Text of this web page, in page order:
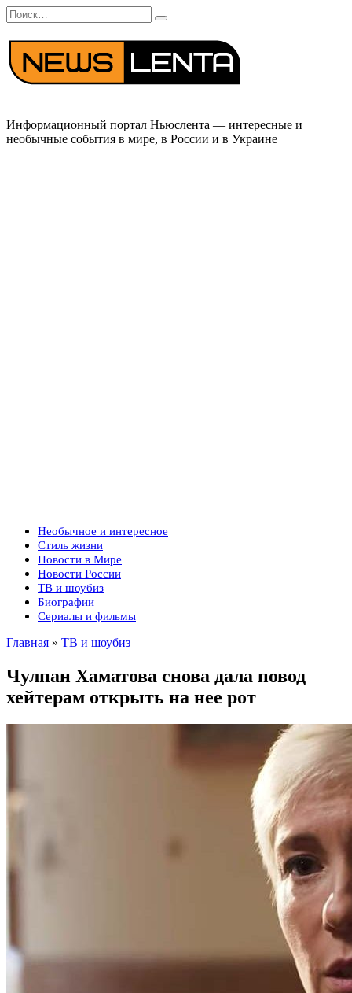
Перейти
к
содержанию
Search
for:
Информационный портал Ньюслента — интересные и
необычные события в мире, в России и в Украине
Необычное и интересное
Стиль жизни
Новости в Мире
Новости России
ТВ и шоубиз
Биографии
Сериалы и фильмы
Главная » ТВ и шоубиз
Чулпан Хаматова снова дала повод
хейтерам открыть на нее рот